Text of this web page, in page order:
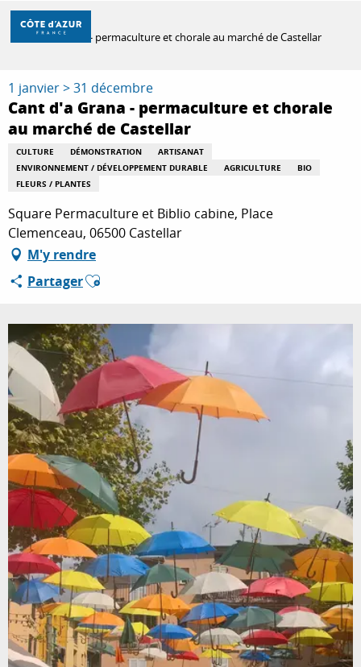
Aller
contenu
DÉCOUVRIR
À FAIRE
SÉJOURNER
Accueil
Cant d'a Grana - permaculture et chorale au marché de Castellar
1 janvier > 31 décembre
Cant d'a Grana - permaculture et chorale
au marché de Castellar
CULTURE DÉMONSTRATION
ARTISANAT
ENVIRONNEMENT / DÉVELOPPEMENT DURABLE
AGRICULTURE
BIO
FLEURS / PLANTES
Square Permaculture et Biblio cabine, Place
Clemenceau, 06500 Castellar
M'y rendre
PartagerAjouter aux favoris